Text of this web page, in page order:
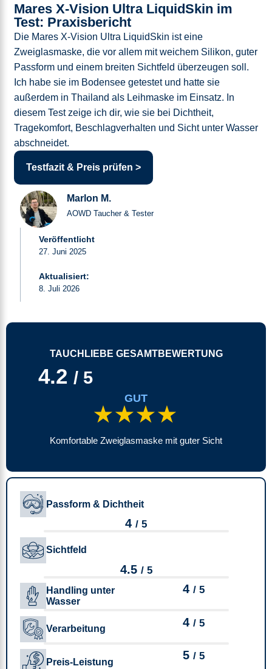
Mares X-Vision Ultra LiquidSkin im
Test: Praxisbericht
Die Mares X-Vision Ultra LiquidSkin ist eine
Zweiglasmaske, die vor allem mit weichem Silikon, guter
Passform und einem breiten Sichtfeld überzeugen soll.
Ich habe sie im Bodensee getestet und hatte sie
außerdem in Thailand als Leihmaske im Einsatz. In
diesem Test zeige ich dir, wie sie bei Dichtheit,
Tragekomfort, Beschlagverhalten und Sicht unter Wasser
abschneidet.
Testfazit & Preis prüfen >
Marlon M.
AOWD Taucher & Tester
Veröffentlicht
27. Juni 2025
Aktualisiert:
8. Juli 2026
TAUCHLIEBE GESAMTBEWERTUNG
4.2 / 5
GUT
★★★★
Komfortable Zweiglasmaske mit guter Sicht
Passform & Dichtheit
4 / 5
Sichtfeld
4.5 / 5
Handling unter
Wasser
4/ 5
Verarbeitung 4/ 5
Preis-Leistung​ 5/ 5